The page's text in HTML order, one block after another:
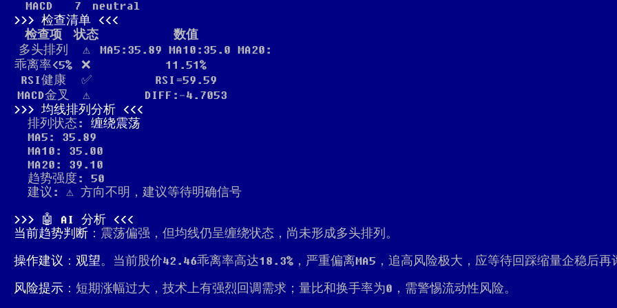
MACD 7
neutral
检查清单
检查项
状态
数值
多头排列
⚠️
MA5:35.89 MA10:35.0 MA20:
乖离率<5%
❌
11.51%
RSI健康
✅
RSI=59.59
MACD金叉
⚠️
DIFF:-4.7053
均线排列分析
排列状态: 缠绕震荡
MA5: 35.89
MA10: 35.00
MA20: 39.10
趋势强度: 50
建议: ⚠️ 方向不明，建议等待明确信号
🤖 AI 分析
当前趋势判断 ：震荡偏强，但均线仍呈缠绕状态，尚未形成多头排列。
操作建议 ： 观望。当前股价42.46乖离率高达18.3%，严重偏离MA5，追高风险极大，应等待回踩缩量企稳后再
风险提示 ：短期涨幅过大，技术上有强烈回调需求；量比和换手率为0，需警惕流动性风险。